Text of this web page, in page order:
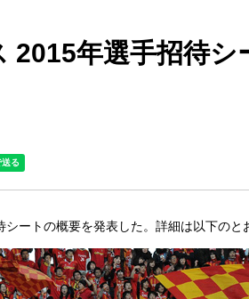
2015年選手招待シ
ートの概要を発表した。詳細は以下のと